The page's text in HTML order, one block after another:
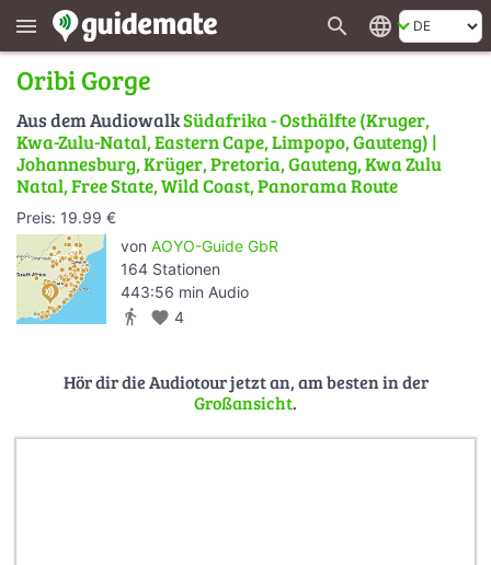
menu search language
Oribi Gorge
Aus dem AudiowalkSüdafrika - Osthälfte (Kruger,
Kwa-Zulu-Natal, Eastern Cape, Limpopo, Gauteng) |
Johannesburg, Krüger, Pretoria, Gauteng, Kwa Zulu
Natal, Free State, Wild Coast, Panorama Route
Preis: 19.99 €
von AOYO-Guide GbR
164 Stationen
443:56 min Audio
directions_walk favorite 4
Hör dir die Audiotour jetzt an, am besten in der
Großansicht.